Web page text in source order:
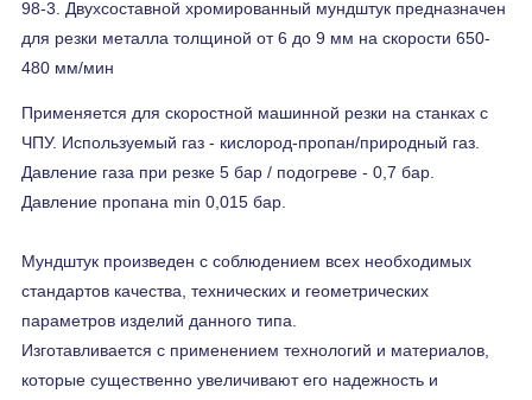
98-3. Двухсоставной хромированный мундштук предназначен
для резки металла толщиной от 6 до 9 мм на скорости 650-
480 мм/мин
Применяется для скоростной машинной резки на станках с
ЧПУ. Используемый газ - кислород-пропан/природный газ.
Давление газа при резке 5 бар / подогреве - 0,7 бар.
Давление пропана min 0,015 бар.
Мундштук произведен с соблюдением всех необходимых
стандартов качества, технических и геометрических
параметров изделий данного типа.
Изготавливается с применением технологий и материалов,
которые существенно увеличивают его надежность и